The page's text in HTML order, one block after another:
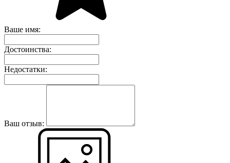
Ваше имя:
Достоинства:
Недостатки:
Ваш отзыв: